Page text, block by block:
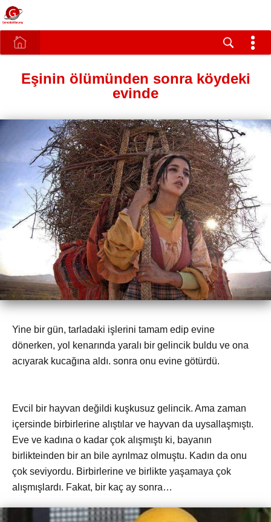
Eşinin ölümünden sonra köydeki
evinde
Yine bir gün, tarladaki işlerini tamam edip evine
dönerken, yol kenarında yaralı bir gelincik buldu ve ona
acıyarak kucağına aldı. sonra onu evine götürdü.
Evcil bir hayvan değildi kuşkusuz gelincik. Ama zaman
içersinde birbirlerine alıştılar ve hayvan da uysallaşmıştı.
Eve ve kadına o kadar çok alışmıştı ki, bayanın
birlikteinden bir an bile ayrılmaz olmuştu. Kadın da onu
çok seviyordu. Birbirlerine ve birlikte yaşamaya çok
alışmışlardı. Fakat, bir kaç ay sonra…